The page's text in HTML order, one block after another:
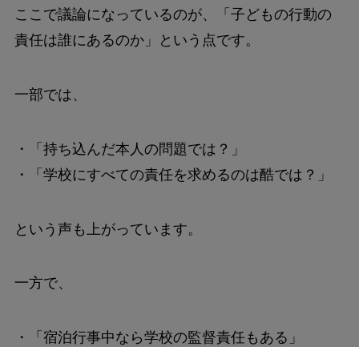
ここで議論になっているのが、「子どもの行動の
責任は誰にあるのか」という点です。
一部では、
・「持ち込んだ本人の問題では？」
・「学校にすべての責任を求めるのは酷では？」
という声も上がっています。
一方で、
・「宿泊行事中なら学校の監督責任もある」